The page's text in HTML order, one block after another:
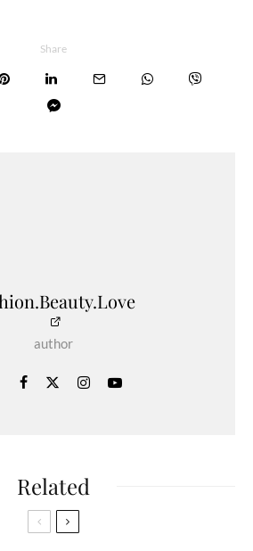
Share
author
Related